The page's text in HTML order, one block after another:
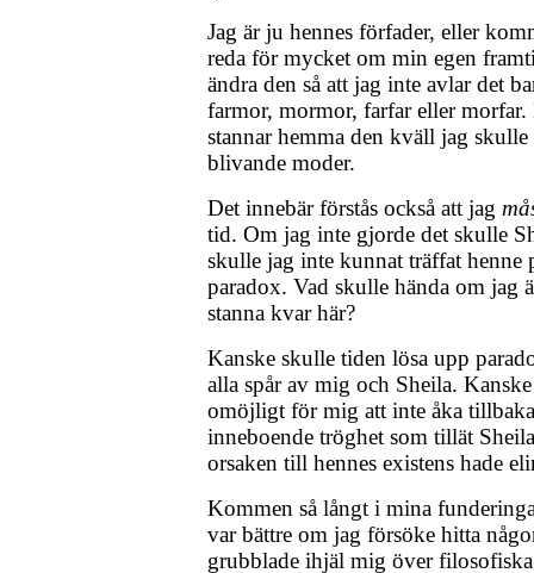
Jag är ju hennes förfader, eller
reda för mycket om min egen
ändra den så att jag inte avlar det
farmor, mormor, farfar eller morfar.
stannar hemma den kväll jag skulle
blivande moder.
Det innebär förstås också att jag
tid. Om jag inte gjorde det skulle
skulle jag inte kunnat träffat henne
paradox. Vad skulle hända om jag
stanna kvar här?
Kanske skulle tiden lösa upp
alla spår av mig och Sheila.
omöjligt för mig att inte åka
inneboende tröghet som tillät
orsaken till hennes existens hade
Kommen så långt i mina
var bättre om jag försöke hitta
grubblade ihjäl mig över